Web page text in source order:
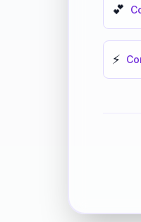
💕
⚡